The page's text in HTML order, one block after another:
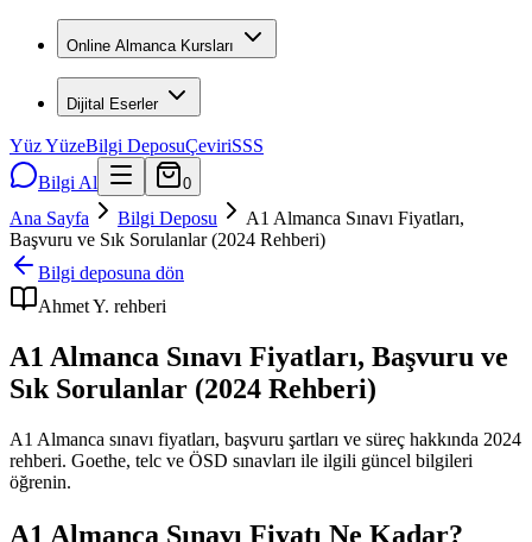
Online Almanca Kursları
Dijital Eserler
Yüz YüzeBilgi DeposuÇeviriSSS
Bilgi Al
0
Ana Sayfa Bilgi Deposu
A1 Almanca Sınavı Fiyatları,
Başvuru ve Sık Sorulanlar (2024 Rehberi)
Bilgi deposuna dön
Ahmet Y. rehberi
A1 Almanca Sınavı Fiyatları, Başvuru ve
Sık Sorulanlar (2024 Rehberi)
A1 Almanca sınavı fiyatları, başvuru şartları ve süreç hakkında 2024
rehberi. Goethe, telc ve ÖSD sınavları ile ilgili güncel bilgileri
öğrenin.
A1 Almanca Sınavı Fiyatı Ne Kadar?